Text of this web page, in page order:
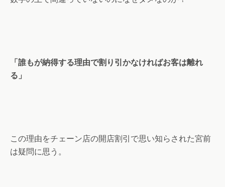
「誰もが納得する理由で割り引かなければお客は離れ
る」
この理由をチェーン店の開店割引で思い知らされた宮前
は疑問に思う。